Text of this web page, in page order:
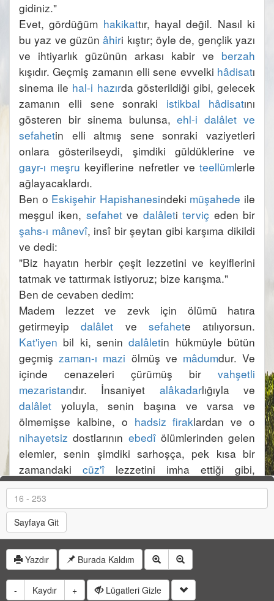
Evet, gördüğüm hakikattır, hayal değil. Nasıl ki
bu yaz ve güzün âhiri kıştır; öyle de, gençlik yazı
ve ihtiyarlık güzünün arkası kabir ve berzah
kışıdır. Geçmiş zamanın elli sene evvelki hâdisatı
sinema ile hal-i hazırda gösterildiği gibi, gelecek
zamanın elli sene sonraki istikbal hâdisatını
gösteren bir sinema bulunsa, ehl-i dalâlet ve
sefahetin elli altmış sene sonraki vaziyetleri
gayr-ı meşru keyiflerine nefretler ve teellümlerle
Ben o Eskişehir Hapishanesindeki müşahede ile
meşgul iken, sefahet ve dalâleti terviç
şahs-ı mânevî, insî bir şeytan gibi karşıma dikildi
"Biz hayatın herbir çeşit lezzetini ve keyiflerini
Madem lezzet ve zevk için ölümü hatıra
getirmeyip dalâlet ve sefahet
Kat'iyen bil ki, senin dalâletin hükmüyle bütün
geçmiş zaman-ı mazi ölmüş ve mâdumdur. Ve
içinde cenazeleri çürümüş bir vahşetli
mezaristandır. İnsaniyet alâkadar
dalâlet yoluyla, senin başına ve varsa ve
ölmemişse kalbine, o hadsiz firak
nihayetsiz dostlarının ebedî ölümlerinden gelen
elemler, senin şimdiki sarhoşça, pek kısa bir
zamandaki cüz'î lezzetini imha ettiği gibi,
gelecek istikbal zamanı dahi, itikatsız
lığın
cihetiyle yine
Sayfaya Git
Yazdır Burada Kaldım
- Kaydır + Lügatleri Gizle